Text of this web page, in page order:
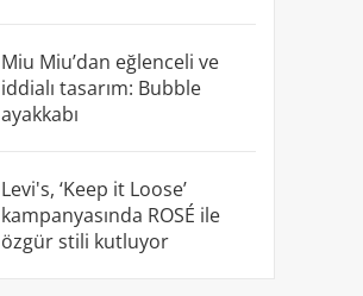
Miu Miu’dan eğlenceli ve
iddialı tasarım: Bubble
ayakkabı
Levi's, ‘Keep it Loose’
kampanyasında ROSÉ ile
özgür stili kutluyor